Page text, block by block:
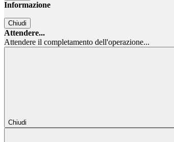
Informazione
Chiudi
Attendere...
Attendere il completamento dell'operazione...
Chiudi